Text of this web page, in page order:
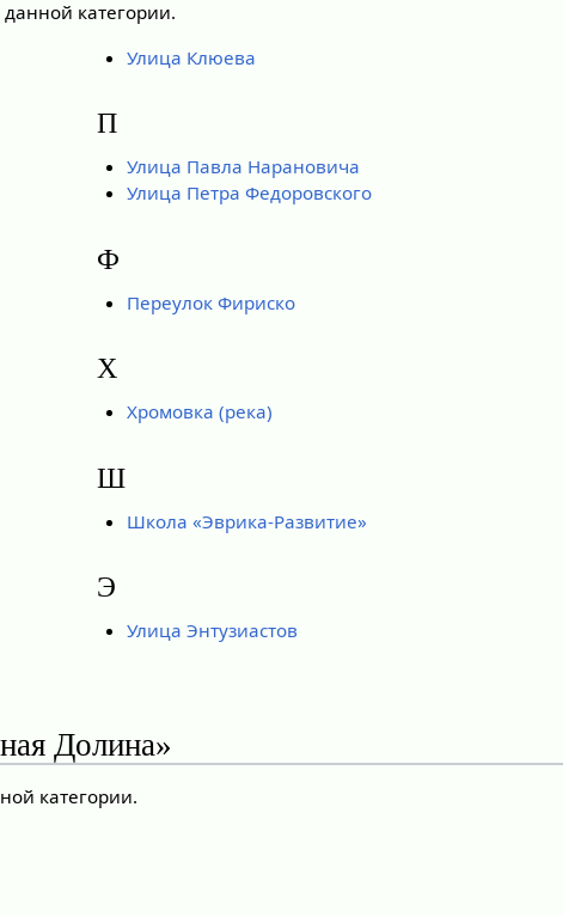
категории.
Улица Клюева
П
Улица Павла Нарановича
Улица Петра Федоровского
Ф
Переулок Фириско
Х
Хромовка (река)
Ш
Школа «Эврика-Развитие»
Э
Улица Энтузиастов
Долина»
категории.